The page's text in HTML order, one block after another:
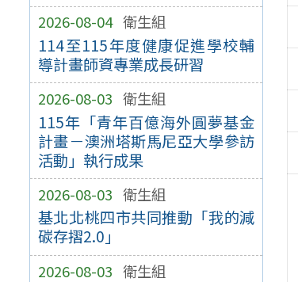
2026-08-04 衛生組
114至115年度健康促進學校輔
導計畫師資專業成長研習
2026-08-03 衛生組
115年「青年百億海外圓夢基金
計畫－澳洲塔斯馬尼亞大學參訪
活動」執行成果
2026-08-03 衛生組
基北北桃四市共同推動「我的減
碳存摺2.0」
2026-08-03 衛生組